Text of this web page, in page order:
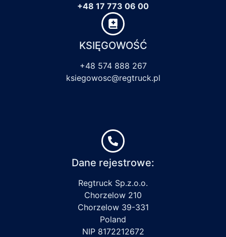
+48 17 773 06 00
KSIĘGOWOŚĆ
+48 574 888 267
ksiegowosc@regtruck.pl
Dane rejestrowe:
Regtruck Sp.z.o.o.
Chorzelow 210
Chorzelow 39-331
Poland
NIP 8172212672